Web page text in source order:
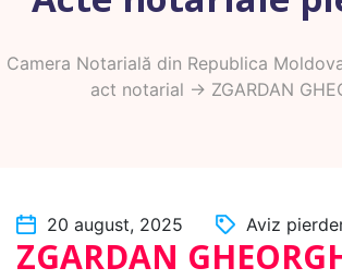
Camera Notarială din Republica
act notarial -> ZGARDAN
20 august, 2025 Aviz
ZGARDAN